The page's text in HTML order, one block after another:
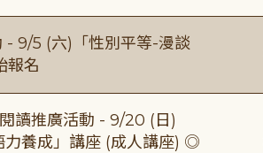
- 9/5 (六)「性別平等-漫談
報名
讀推廣活動 - 9/20 (日)
養成」講座 (成人講座) ◎